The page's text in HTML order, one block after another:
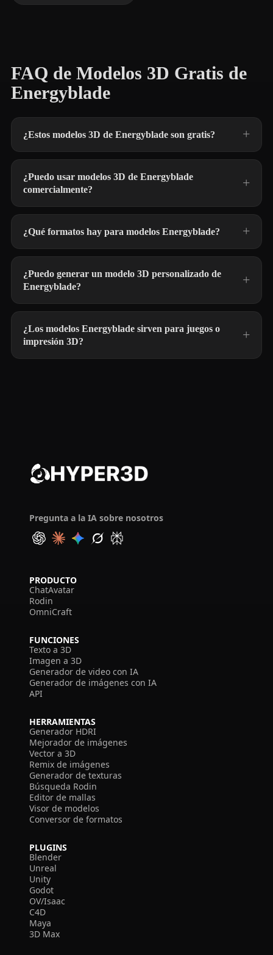
FAQ de Modelos 3D Gratis de
Energyblade
¿Estos modelos 3D de Energyblade son gratis?
¿Puedo usar modelos 3D de Energyblade
comercialmente?
¿Qué formatos hay para modelos Energyblade?
¿Puedo generar un modelo 3D personalizado de
Energyblade?
¿Los modelos Energyblade sirven para juegos o
impresión 3D?
Pregunta a la IA sobre nosotros
PRODUCTO
ChatAvatar
Rodin
OmniCraft
FUNCIONES
Texto a 3D
Imagen a 3D
Generador de video con IA
Generador de imágenes con IA
API
HERRAMIENTAS
Generador HDRI
Mejorador de imágenes
Vector a 3D
Remix de imágenes
Generador de texturas
Búsqueda Rodin
Editor de mallas
Visor de modelos
Conversor de formatos
PLUGINS
Blender
Unreal
Unity
Godot
OV/Isaac
C4D
Maya
3D Max